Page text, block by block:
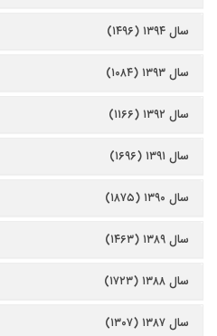
سال ۱۳۹۴ (۱۴۹۶)
سال ۱۳۹۳ (۱۰۸۴)
سال ۱۳۹۲ (۱۱۶۶)
سال ۱۳۹۱ (۱۶۹۶)
سال ۱۳۹۰ (۱۸۷۵)
سال ۱۳۸۹ (۱۴۶۳)
سال ۱۳۸۸ (۱۷۲۳)
سال ۱۳۸۷ (۱۳۰۷)